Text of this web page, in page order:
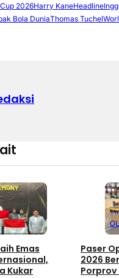
2026Harry KaneHeadline
Bola DuniaThomas Tuchel
Emas
Kukar
Paser
2026
Porprov